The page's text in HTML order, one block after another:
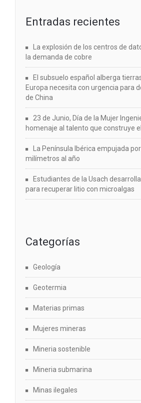
Entradas recientes
La explosión de los centros de
la demanda de cobre
El subsuelo español alberga
Europa necesita con urgencia para
de China
23 de Junio, Día de la Mujer
homenaje al talento que construye
La Península Ibérica empujada
milímetros al año
Estudiantes de la Usach
para recuperar litio con microalgas
Categorías
Geología
Geotermia
Materias primas
Mujeres mineras
Mineria sostenible
Mineria submarina
Minas ilegales